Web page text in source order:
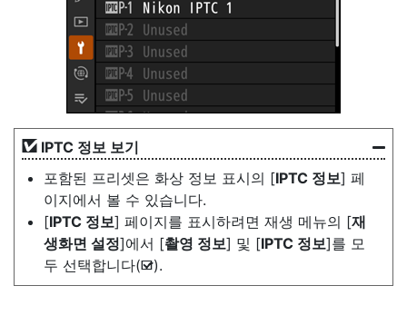
IPTC 정보 보기
포함된 프리셋은 화상 정보 표시의 [IPTC 정보] 페
이지에서 볼 수 있습니다.
[IPTC 정보] 페이지를 표시하려면 재생 메뉴의 [재
생화면 설정]에서 [촬영 정보] 및 [IPTC 정보]를 모
두 선택합니다(M).